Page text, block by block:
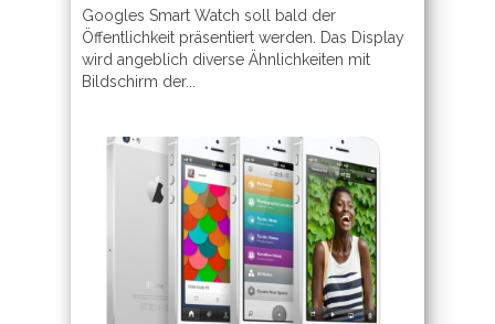
Googles Smart Watch soll bald der
Öffentlichkeit präsentiert werden. Das Display
wird angeblich diverse Ähnlichkeiten mit
Bildschirm der...